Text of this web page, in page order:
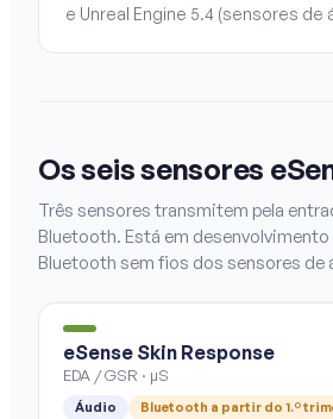
e Unreal Engine 5.4 (sensores de
Os seis sensores
Três sensores transmitem pela
Bluetooth. Está em
Bluetooth sem fios dos sensores de
eSense Skin Response
EDA / GSR · µS
Áudio Bluetooth a partir do 1.º